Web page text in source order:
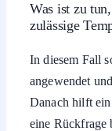
Was ist zu
zulässige
In diesem Fall
angewendet
Danach hilft
eine Rückfrage